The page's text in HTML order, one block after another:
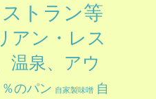
トラン等
アン・レス
温泉、アウ
のパン 自家製味噌 自